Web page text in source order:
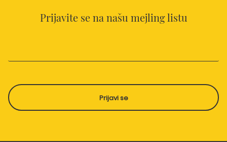
Prijavite se na našu mejling listu
Prijavi se